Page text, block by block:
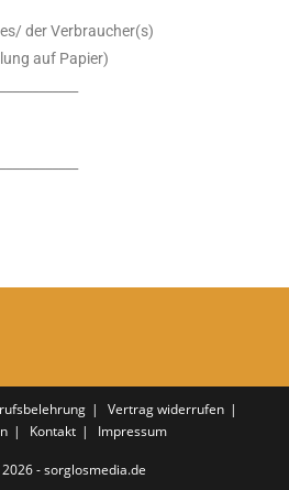
der Verbraucher(s)
auf Papier)
Vertrag widerrufen
Kontakt Impressum
- sorglosmedia.de